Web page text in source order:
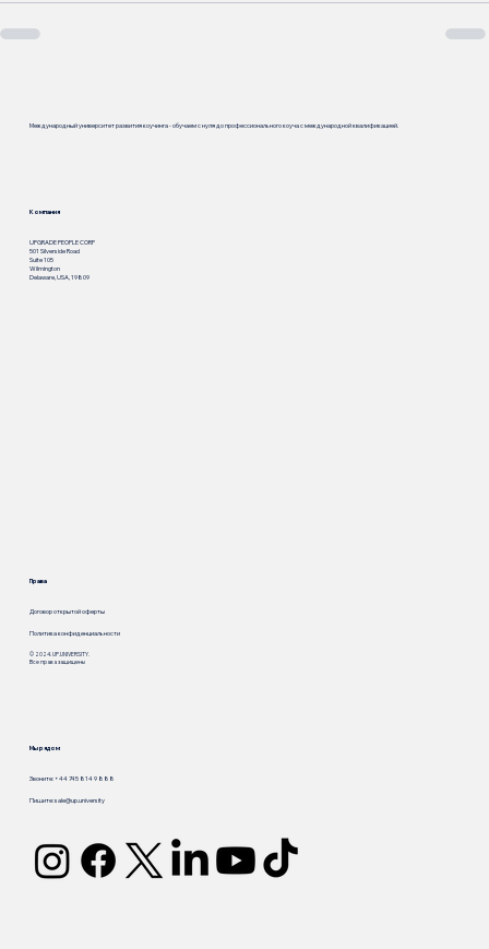
Международный университет развития коучинга - обучаем с нуля до профессионального коуча с международной квалификацией.
Компания
UPGRADE PEOPLE CORP
501 Silverside Road
Suite 105
Wilmington
Delaware, USA, 19809
Права
Договор открытой оферты
Политика конфиденциальности
© 2024. UP.UNIVERSITY.
Все права защищены
Мы рядом
Пишите:sale@up.university
Звоните: +44 745 814 9 888